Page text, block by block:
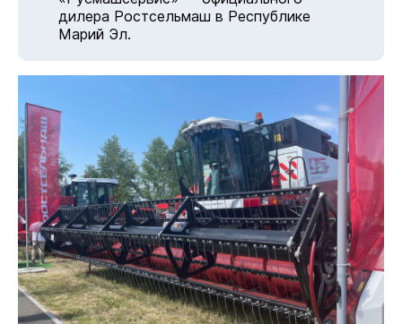
дилера Ростсельмаш в Республике
Марий Эл.